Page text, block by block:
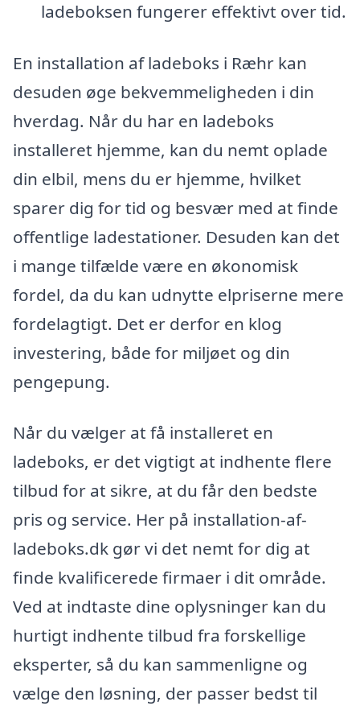
ladeboksen fungerer effektivt over tid.
En installation af ladeboks i Ræhr kan
desuden øge bekvemmeligheden i din
hverdag. Når du har en ladeboks
installeret hjemme, kan du nemt oplade
din elbil, mens du er hjemme, hvilket
sparer dig for tid og besvær med at finde
offentlige ladestationer. Desuden kan det
i mange tilfælde være en økonomisk
fordel, da du kan udnytte elpriserne mere
fordelagtigt. Det er derfor en klog
investering, både for miljøet og din
pengepung.
Når du vælger at få installeret en
ladeboks, er det vigtigt at indhente flere
tilbud for at sikre, at du får den bedste
pris og service. Her på installation-af-
ladeboks.dk gør vi det nemt for dig at
finde kvalificerede firmaer i dit område.
Ved at indtaste dine oplysninger kan du
hurtigt indhente tilbud fra forskellige
eksperter, så du kan sammenligne og
vælge den løsning, der passer bedst til